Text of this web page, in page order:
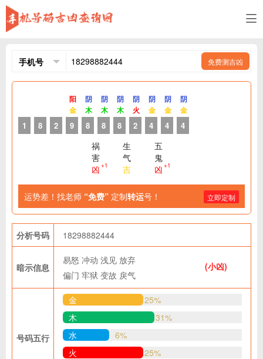
免费测吉凶
1 8 2
阳
金
9
阴
木
8
阴
木
8
阴
木
8
祸
害
凶 +1
阴
火
2
生
气
吉
阴
金
4
阴
金
4
阴
金
4
五
鬼
凶 +1
运势差！找老师 “免费” 定制转运号！ 立即定制
分析号码 18298882444
暗示信息
易怒 冲动 浅见 放弃
偏门 牢狱 变故 戾气
(小凶)
号码五行
金
25%
木
31%
水
6%
火
25%